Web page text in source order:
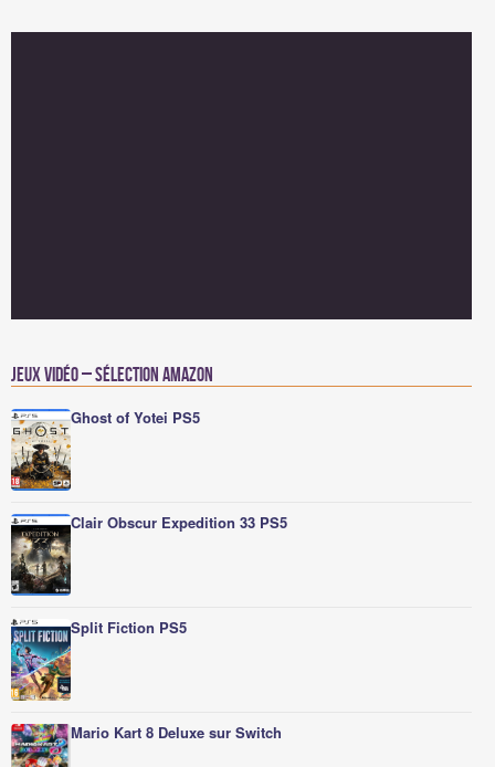
Jeux vidéo – Sélection Amazon
Ghost of Yotei PS5
Clair Obscur Expedition 33 PS5
Split Fiction PS5
Mario Kart 8 Deluxe sur Switch